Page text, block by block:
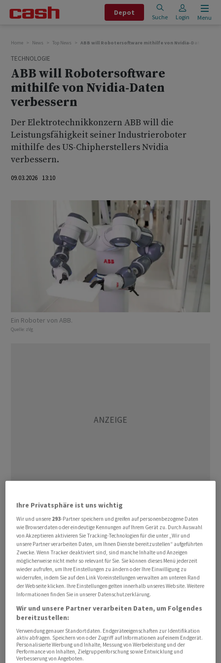
Depot
Suche Login Menu
Home News Top News ABB will Robotersoftware mithilfe von Nvidia-Daten
TECHNOLOGIE
ABB will Robotersoftware
mithilfe von Nvidia-Daten
verbessern
Der Elektrotechnikkonzern ABB will die
Leistungsfähigkeit seiner Industrieroboter
mithilfe des US-Chipherstellers Nvidia
verbessern. ‌
09.03.2026 13:10
Ein Roboter von ABB.
Quelle: zVg
ABB ⁠wolle die vonNvidiabereitgestellten
Simulationsdaten nutzen, um ⁠die Robotersoftware
besser auf die Bedingungen in Fabriken vorzubereiten,
teilten die ‌Unternehmen am Montag mit. So ‌solle die
Trainingsumgebung mit Blick ​auf Faktoren wie
Beleuchtung, Schatten und Oberflächen realistischer
gestaltet werden. «Dies spart Unternehmen viel Zeit
und Geld,» sagte der Chef derABB-Robotersparte, Marc
Segura, der Nachrichtenagentur ‌Reuters.
Als Beispiel nannte er einen Roboter, der neben einer
Industriepresse platziert ist. Bisher müsse der Roboter
erst ​im Echteinsatz lernen, mit den starken Vibrationen ​
Ihre Privatsphäre ist uns wichtig
Wir und unsere 293-Partner speichern und greifen auf personenbezogene Daten
wie Browserdaten oder eindeutige Kennungen auf Ihrem Gerät zu. Durch Auswahl
von Akzeptieren aktivieren Sie Tracking-Technologien für die unter „Wir und
unsere Partner verarbeiten Daten, um Ihnen Dienste bereitzustellen“ aufgeführten
Zwecke. Wenn Tracker deaktiviert sind, sind manche Inhalte und Anzeigen
möglicherweise nicht mehr so relevant für Sie. Sie können dieses Menü jederzeit
wieder aufrufen, um Ihre Einstellungen zu ändern oder Ihre Einwilligung zu
widerrufen, indem Sie auf den Link Voreinstellungen verwalten am unteren Rand
der Webseite klicken. Ihre Einstellungen gelten innerhalb unseres Website. Weitere
Informationen finden Sie in unserer Datenschutzerklärung.
Wir und unsere Partner verarbeiten Daten, um Folgendes
bereitzustellen:
Verwendung genauer Standortdaten. Endgeräteeigenschaften zur Identifikation
aktiv abfragen. Speichern von oder Zugriff auf Informationen auf einem Endgerät.
Personalisierte Werbung und Inhalte, Messung von Werbeleistung und der
Performance von Inhalten, Zielgruppenforschung sowie Entwicklung und
Verbesserung von Angeboten.